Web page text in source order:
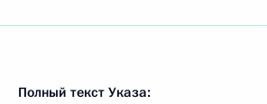
Полный текст Указа: